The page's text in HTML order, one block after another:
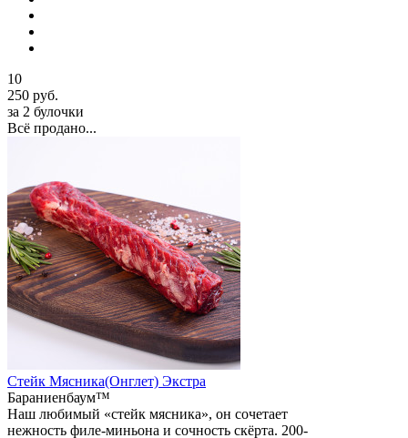
10
250 руб.
за 2 булочки
Всё продано...
Стейк Мясника(Онглет) Экстра
Бараниенбаум™
Наш любимый «стейк мясника», он сочетает
нежность филе-миньона и сочность скёрта. 200-